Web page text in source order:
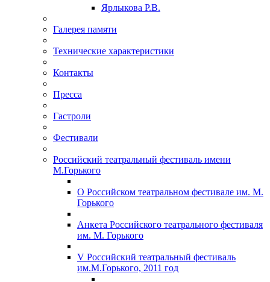
Ярлыкова Р.В.
Галерея памяти
Технические характеристики
Контакты
Пресса
Гастроли
Фестивали
Российский театральный фестиваль имени
М.Горького
О Российском театральном фестивале им. М.
Горького
Анкета Российского театрального фестиваля
им. М. Горького
V Российский театральный фестиваль
им.М.Горького, 2011 год